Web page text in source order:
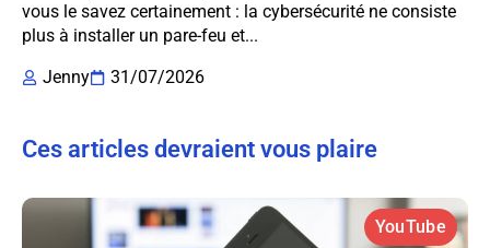
vous le savez certainement : la cybersécurité ne consiste
plus à installer un pare-feu et...
Jenny
31/07/2026
Ces articles devraient vous plaire
YouTube